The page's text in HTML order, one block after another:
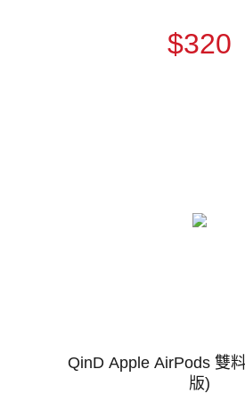
$320
QinD Apple AirPods 雙
版)